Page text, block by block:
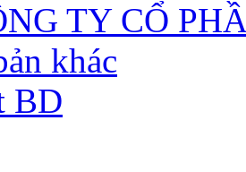
TY CỔ
khác
BD